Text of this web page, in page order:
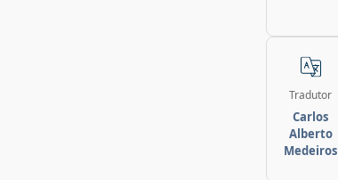
Tradutor
Carlos
Alberto
Medeiros